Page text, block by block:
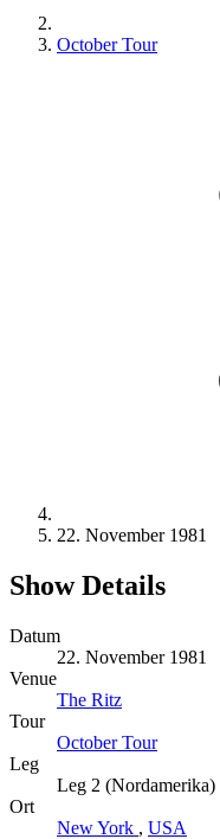
October Tour
22. November 1981
Show Details
Datum
22. November 1981
Venue
The Ritz
Tour
October Tour
Leg
Leg 2 (Nordamerika)
Ort
New York , USA